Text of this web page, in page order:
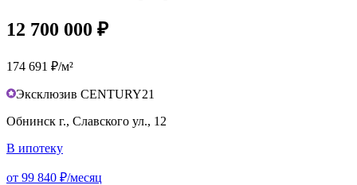
12 700 000 ₽
174 691 ₽/м²
Эксклюзив CENTURY21
Обнинск г., Славского ул., 12
В ипотеку
от 99 840 ₽/месяц